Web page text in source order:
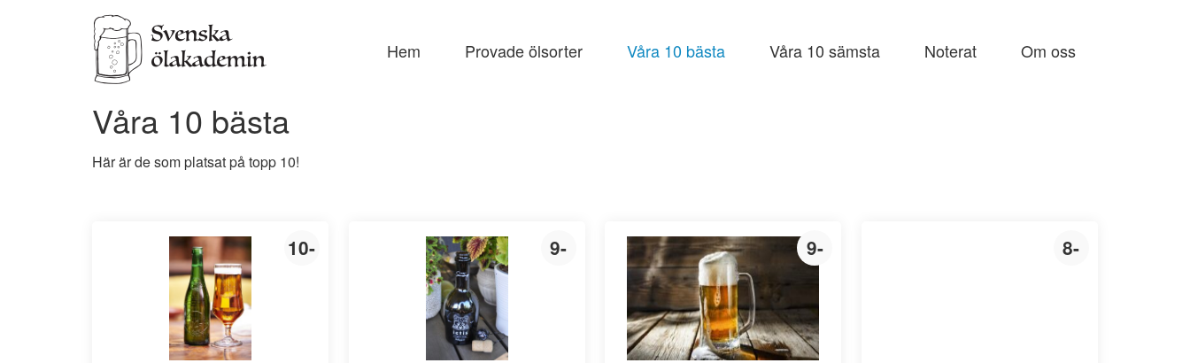
vidare
Hem Provade ölsorter Våra 10 bästa Våra 10 sämsta Noterat Om oss
Våra 10 bästa
Här är de som platsat på topp 10!
10- 9- 9- 8-